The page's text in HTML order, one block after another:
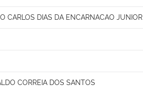
CARLOS DIAS DA ENCARNACAO JUNIOR
CORREIA DOS SANTOS